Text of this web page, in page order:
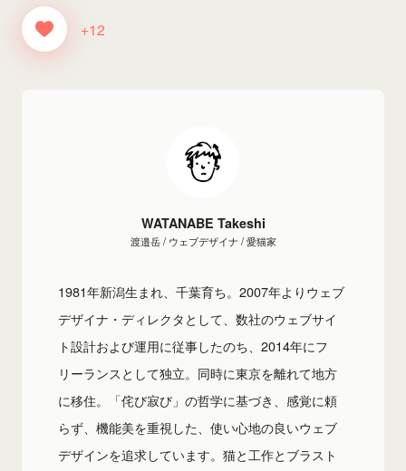
+12
WATANABE Takeshi
渡邉岳 / ウェブデザイナ / 愛猫家
1981年新潟生まれ、千葉育ち。2007年よりウェブ
デザイナ・ディレクタとして、数社のウェブサイ
ト設計および運用に従事したのち、2014年にフ
リーランスとして独立。同時に東京を離れて地方
に移住。「侘び寂び」の哲学に基づき、感覚に頼
らず、機能美を重視した、使い心地の良いウェブ
デザインを追求しています。猫と工作とブラスト